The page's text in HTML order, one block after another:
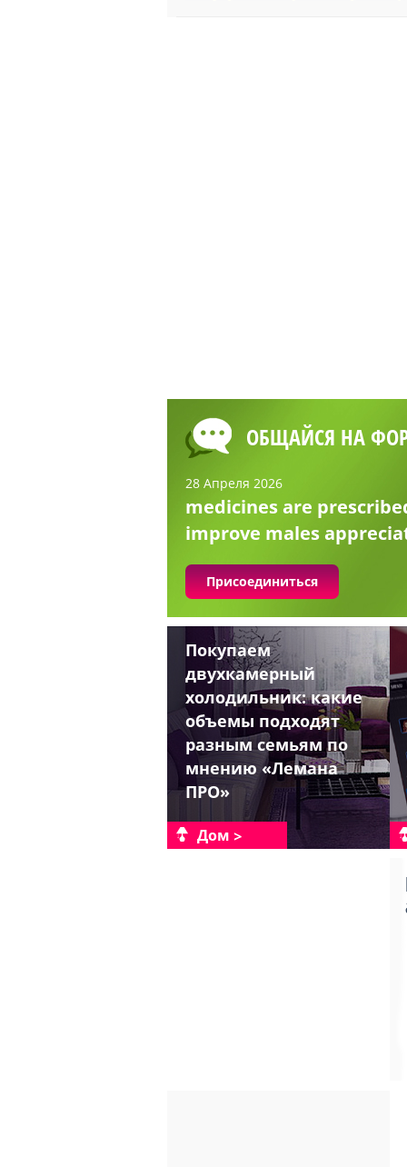
ОБЩАЙСЯ НА
28 Апреля 2026
medicines are
improve males
Присоединиться
Покупаем
двухкамерный
холодильник: какие
объемы подходят
разным семьям по
мнению «Лемана
ПРО»
Дом